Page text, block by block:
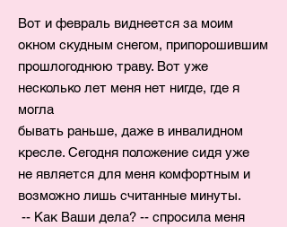
Вот и февраль виднеется за моим
окном скудным снегом, припорошившим
прошлогоднюю траву. Вот уже
несколько лет меня нет нигде, где я
могла
бывать раньше, даже в инвалидном
кресле. Сегодня положение сидя уже
не является для меня комфортным и
возможно лишь считанные минуты.
-- Как Ваши дела? -- спросила меня